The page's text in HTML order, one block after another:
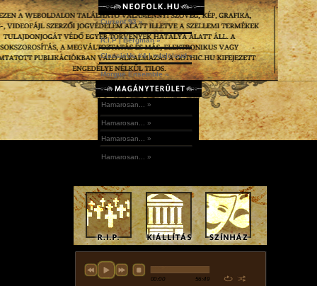
Current 93 »
R.I.P | Bergman »
ClassicUs #4 | mix|cloud »
Morgue Ensemble »
Hamarosan... »
Hamarosan... »
Hamarosan... »
Hamarosan... »